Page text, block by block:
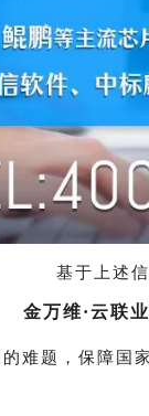
基于上述
金万维·云联
难题，保障国